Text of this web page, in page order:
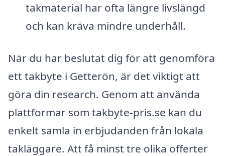
takmaterial har ofta längre livslängd
och kan kräva mindre underhåll.
När du har beslutat dig för att genomföra
ett takbyte i Getterön, är det viktigt att
göra din research. Genom att använda
plattformar som takbyte-pris.se kan du
enkelt samla in erbjudanden från lokala
takläggare. Att få minst tre olika offerter